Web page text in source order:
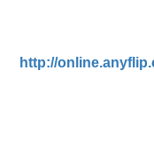
http://